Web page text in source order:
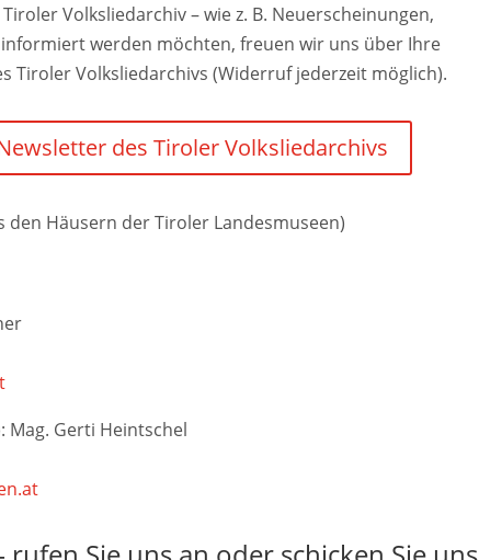
Volksliedarchiv – wie z. B. Neuerscheinungen,
werden möchten, freuen wir uns über Ihre
Tiroler Volksliedarchivs (Widerruf jederzeit möglich).
des Tiroler Volksliedarchivs
Häusern der Tiroler Landesmuseen)
Gerti Heintschel